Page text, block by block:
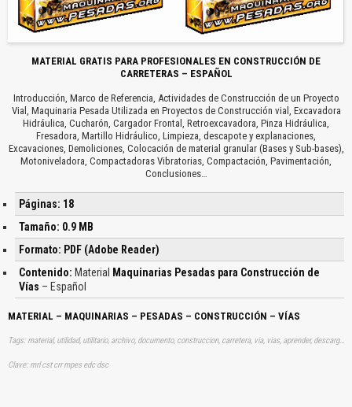
MATERIAL GRATIS PARA PROFESIONALES EN CONSTRUCCIÓN DE
CARRETERAS – ESPAÑOL
Introducción, Marco de Referencia, Actividades de Construcción de un Proyecto
Vial, Maquinaria Pesada Utilizada en Proyectos de Construcción vial, Excavadora
Hidráulica, Cucharón, Cargador Frontal, Retroexcavadora, Pinza Hidráulica,
Fresadora, Martillo Hidráulico, Limpieza, descapote y explanaciones,
Excavaciones, Demoliciones, Colocación de material granular (Bases y Sub-bases),
Motoniveladora, Compactadoras Vibratorias, Compactación, Pavimentación,
Conclusiones…
Páginas: 18
Tamaño: 0.9 MB
Formato: PDF (Adobe Reader)
Contenido: Material
Maquinarias Pesadas para Construcción de
Vías – Español
MATERIAL – MAQUINARIAS – PESADAS – CONSTRUCCIÓN – VÍAS
Tags: material, utilidad, utilitario, archivo, documento, construccion, carretera, via, vias, aprender, descargas
Clave: mrl cst crr mpes edc dsc